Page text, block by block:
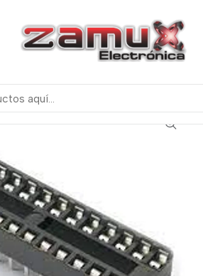
ROBOTICA & TECNOLOGIA
Miscelanea
Base para Integrados
BASE 28 PINES ANGOSTA